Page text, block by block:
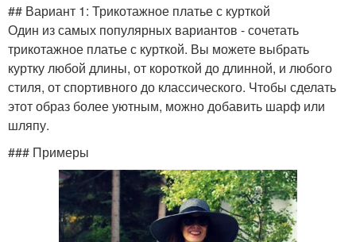
## Вариант 1: Трикотажное платье с курткой
Один из самых популярных вариантов - сочетать
трикотажное платье с курткой. Вы можете выбрать
куртку любой длины, от короткой до длинной, и любого
стиля, от спортивного до классического. Чтобы сделать
этот образ более уютным, можно добавить шарф или
шляпу.
### Примеры